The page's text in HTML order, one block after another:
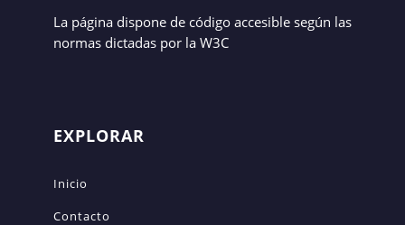
La página dispone de código accesible según las
normas dictadas por la W3C
EXPLORAR
Inicio
Contacto